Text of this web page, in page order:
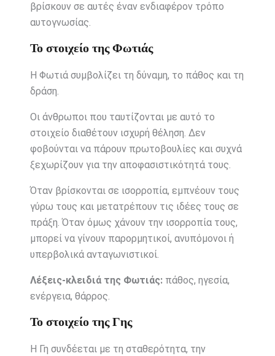
βρίσκουν σε αυτές έναν ενδιαφέρον τρόπο
αυτογνωσίας.
Το στοιχείο της Φωτιάς
Η Φωτιά συμβολίζει τη δύναμη, το πάθος και τη
δράση.
Οι άνθρωποι που ταυτίζονται με αυτό το
στοιχείο διαθέτουν ισχυρή θέληση. Δεν
φοβούνται να πάρουν πρωτοβουλίες και συχνά
ξεχωρίζουν για την αποφασιστικότητά τους.
Όταν βρίσκονται σε ισορροπία, εμπνέουν τους
γύρω τους και μετατρέπουν τις ιδέες τους σε
πράξη. Όταν όμως χάνουν την ισορροπία τους,
μπορεί να γίνουν παρορμητικοί, ανυπόμονοι ή
υπερβολικά ανταγωνιστικοί.
Λέξεις-κλειδιά της Φωτιάς:πάθος, ηγεσία,
ενέργεια, θάρρος.
Το στοιχείο της Γης
Η Γη συνδέεται με τη σταθερότητα, την